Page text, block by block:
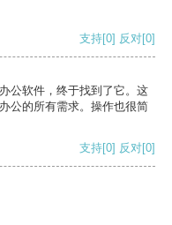
支持[0] 反对[0]
公软件，终于找到了它。这
公的所有需求。操作也很简
支持[0] 反对[0]